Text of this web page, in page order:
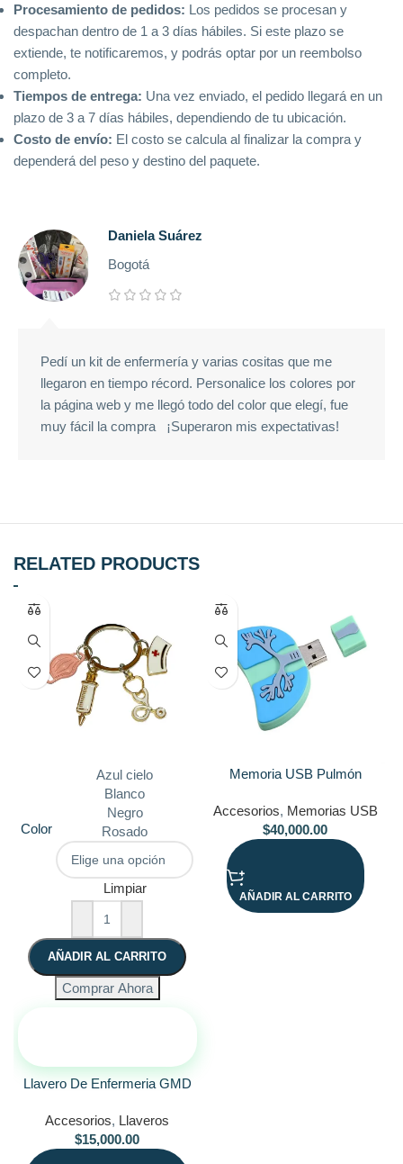
Procesamiento de pedidos: Los pedidos se procesan y
despachan dentro de 1 a 3 días hábiles. Si este plazo se
extiende, te notificaremos, y podrás optar por un reembolso
completo.
Tiempos de entrega: Una vez enviado, el pedido llegará en un
plazo de 3 a 7 días hábiles, dependiendo de tu ubicación.
Costo de envío: El costo se calcula al finalizar la compra y
dependerá del peso y destino del paquete.
Daniela Suárez
Bogotá
Pedí un kit de enfermería y varias cositas que me
llegaron en tiempo récord. Personalice los colores por
la página web y me llegó todo del color que elegí, fue
muy fácil la compra ¡Superaron mis expectativas!
RELATED PRODUCTS
Color
Azul cielo
Blanco
Negro
Rosado
Limpiar
AÑADIR AL CARRITO
Comprar Ahora
Llavero De Enfermeria GMD
Accesorios, Llaveros
$15,000.00
Memoria USB Pulmón
Accesorios, Memorias USB
$40,000.00
AÑADIR AL CARRITO